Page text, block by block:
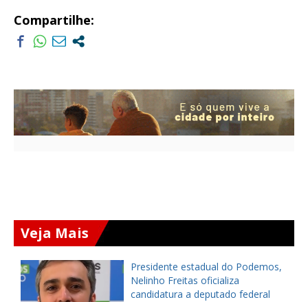
Compartilhe:
Veja Mais
Presidente estadual do Podemos,
Nelinho Freitas oficializa
candidatura a deputado federal